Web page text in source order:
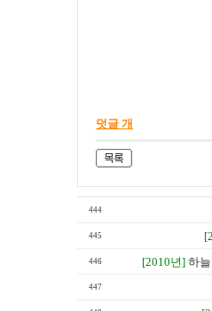
덧글 개
444
445
446 [2010년] 하
447